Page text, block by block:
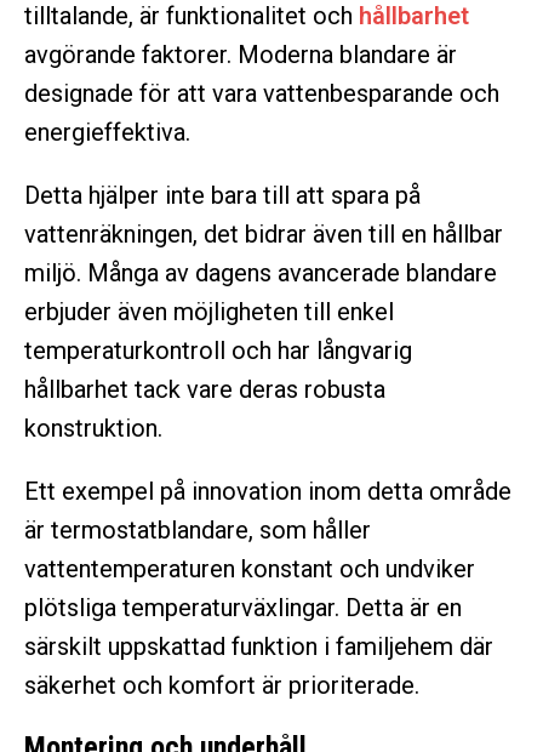
tilltalande, är funktionalitet och hållbarhet
avgörande faktorer. Moderna blandare är
designade för att vara vattenbesparande och
energieffektiva.
Detta hjälper inte bara till att spara på
vattenräkningen, det bidrar även till en hållbar
miljö. Många av dagens avancerade blandare
erbjuder även möjligheten till enkel
temperaturkontroll och har långvarig
hållbarhet tack vare deras robusta
konstruktion.
Ett exempel på innovation inom detta område
är termostatblandare, som håller
vattentemperaturen konstant och undviker
plötsliga temperaturväxlingar. Detta är en
särskilt uppskattad funktion i familjehem där
säkerhet och komfort är prioriterade.